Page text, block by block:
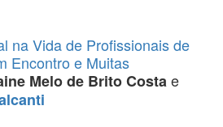
na Vida de Profissionais de
Encontro e Muitas
Melo de Brito Costae